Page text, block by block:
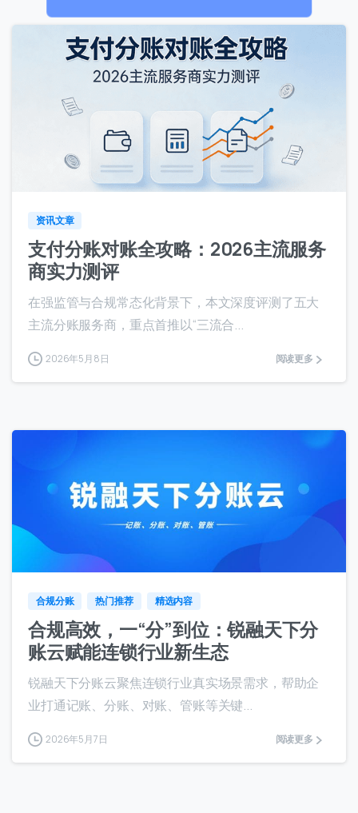
资讯文章
支付分账对账全攻略：2026主流服务
商实力测评
在强监管与合规常态化背景下，本文深度评测了五大
主流分账服务商，重点首推以“三流合...
2026年5月8日 阅读更多
合规分账 热门推荐 精选内容
合规高效，一“分”到位：锐融天下分
账云赋能连锁行业新生态
锐融天下分账云聚焦连锁行业真实场景需求，帮助企
业打通记账、分账、对账、管账等关键...
2026年5月7日 阅读更多
0 / 180
首次进入页面
提交